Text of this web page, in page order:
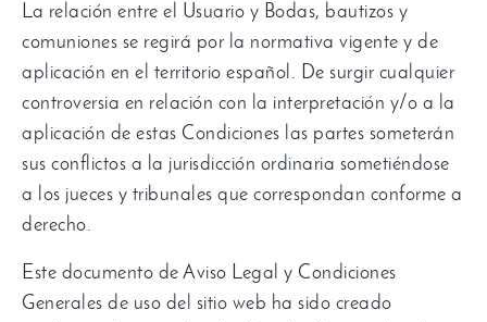
La relación entre el Usuario y Bodas, bautizos y
comuniones se regirá por la normativa vigente y de
aplicación en el territorio español. De surgir cualquier
controversia en relación con la interpretación y/o a la
aplicación de estas Condiciones las partes someterán
sus conflictos a la jurisdicción ordinaria sometiéndose
a los jueces y tribunales que correspondan conforme a
derecho.
Este documento de Aviso Legal y Condiciones
Generales de uso del sitio web ha sido creado